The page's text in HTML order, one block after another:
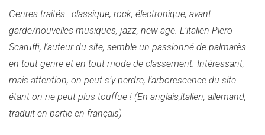
Genres traités : classique, rock, électronique, avant-
garde/nouvelles musiques, jazz, new age. L’italien Piero
Scaruffi, l’auteur du site, semble un passionné de palmarès
en tout genre et en tout mode de classement. Intéressant,
mais attention, on peut s’y perdre, l’arborescence du site
étant on ne peut plus touffue ! (En anglais,italien, allemand,
traduit en partie en français)